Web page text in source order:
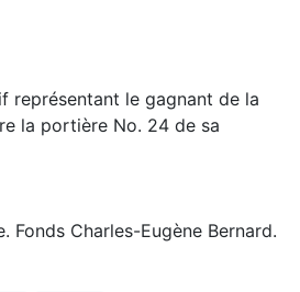
représentant le gagnant de la
la portière No. 24 de sa
Fonds Charles-Eugène Bernard.